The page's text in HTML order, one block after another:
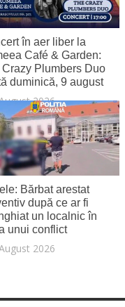
în aer liber la
Café & Garden:
Plumbers Duo
duminică, 9 august
2026
Bărbat arestat
după ce ar fi
un localnic în
unui conflict
2026